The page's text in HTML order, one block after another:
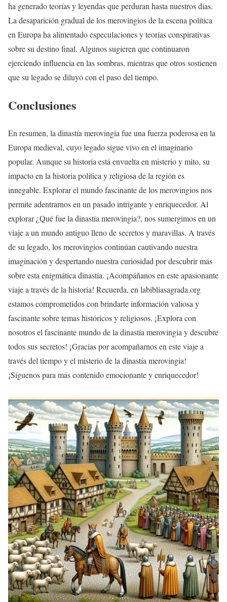
ha generado teorías y leyendas que perduran hasta nuestros días.
La desaparición gradual de los merovingios de la escena política
en Europa ha alimentado especulaciones y teorías conspirativas
sobre su destino final. Algunos sugieren que continuaron
ejerciendo influencia en las sombras, mientras que otros sostienen
que su legado se diluyó con el paso del tiempo.
Conclusiones
En resumen, la dinastía merovingia fue una fuerza poderosa en la
Europa medieval, cuyo legado sigue vivo en el imaginario
popular. Aunque su historia está envuelta en misterio y mito, su
impacto en la historia política y religiosa de la región es
innegable. Explorar el mundo fascinante de los merovingios nos
permite adentrarnos en un pasado intrigante y enriquecedor. Al
explorar ¿Qué fue la dinastía merovingia?, nos sumergimos en un
viaje a un mundo antiguo lleno de secretos y maravillas. A través
de su legado, los merovingios continúan cautivando nuestra
imaginación y despertando nuestra curiosidad por descubrir más
sobre esta enigmática dinastía. ¡Acompáñanos en este apasionante
viaje a través de la historia! Recuerda, en labibliasagrada.org
estamos comprometidos con brindarte información valiosa y
fascinante sobre temas históricos y religiosos. ¡Explora con
nosotros el fascinante mundo de la dinastía merovingia y descubre
todos sus secretos! ¡Gracias por acompañarnos en este viaje a
través del tiempo y el misterio de la dinastía merovingia!
¡Síguenos para más contenido emocionante y enriquecedor!